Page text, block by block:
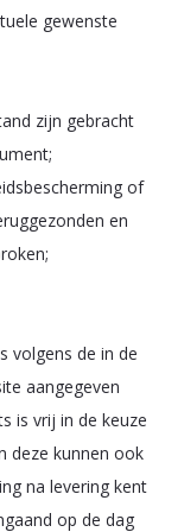
gewenste
zijn gebracht
of
en
volgens de in de
aangegeven
is vrij in de keuze
deze kunnen ook
na levering kent
op de dag